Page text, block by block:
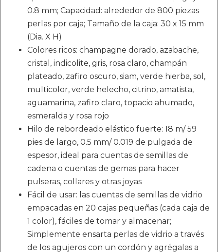
0.8 mm; Capacidad: alrededor de 800 piezas
perlas por caja; Tamaño de la caja: 30 x 15 mm
(Dia. X H)
Colores ricos: champagne dorado, azabache,
cristal, indicolite, gris, rosa claro, champán
plateado, zafiro oscuro, siam, verde hierba, sol,
multicolor, verde helecho, citrino, amatista,
aguamarina, zafiro claro, topacio ahumado,
esmeralda y rosa rojo
Hilo de rebordeado elástico fuerte: 18 m/ 59
pies de largo, 0.5 mm/ 0.019 de pulgada de
espesor, ideal para cuentas de semillas de
cadena o cuentas de gemas para hacer
pulseras, collares y otras joyas
Fácil de usar: las cuentas de semillas de vidrio
empacadas en 20 cajas pequeñas (cada caja de
1 color), fáciles de tomar y almacenar;
Simplemente ensarta perlas de vidrio a través
de los agujeros con un cordón y agrégalas a